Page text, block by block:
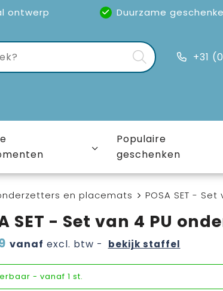
ontwerp Duurzame
+31
Populaire
geschenken
en placemats POSA SET -
SET - Set van 4 PU
vanaf excl. btw - bekijk staffel
- vanaf 1 st.